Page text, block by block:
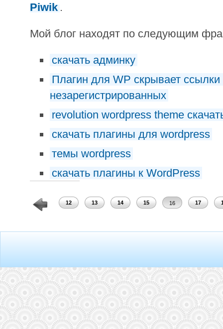
Piwik .
Мой блог находят по следующим
скачать админку
Плагин для WP скрывает ссылки
незарегистрированных
revolution wordpress theme
скачать плагины для wordpress
темы wordpress
скачать плагины к WordPress
11 12 13 14 15 16 17